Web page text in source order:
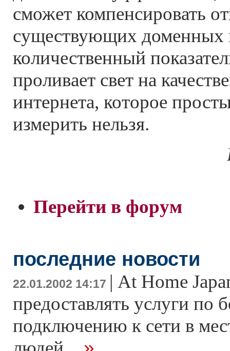
сможет компенсировать
существующих доменных
количественный
проливает свет на
интернета, которое
измерить нельзя.
Перейти в форум
последние новости
22.01.2002 14:17 | At Home
предоставлять услуги по
подключению к сети в